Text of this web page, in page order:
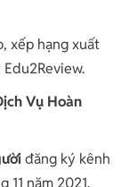
xếp hạng xuất
Vụ Hoàn
đăng ký kênh
11 năm 2021.